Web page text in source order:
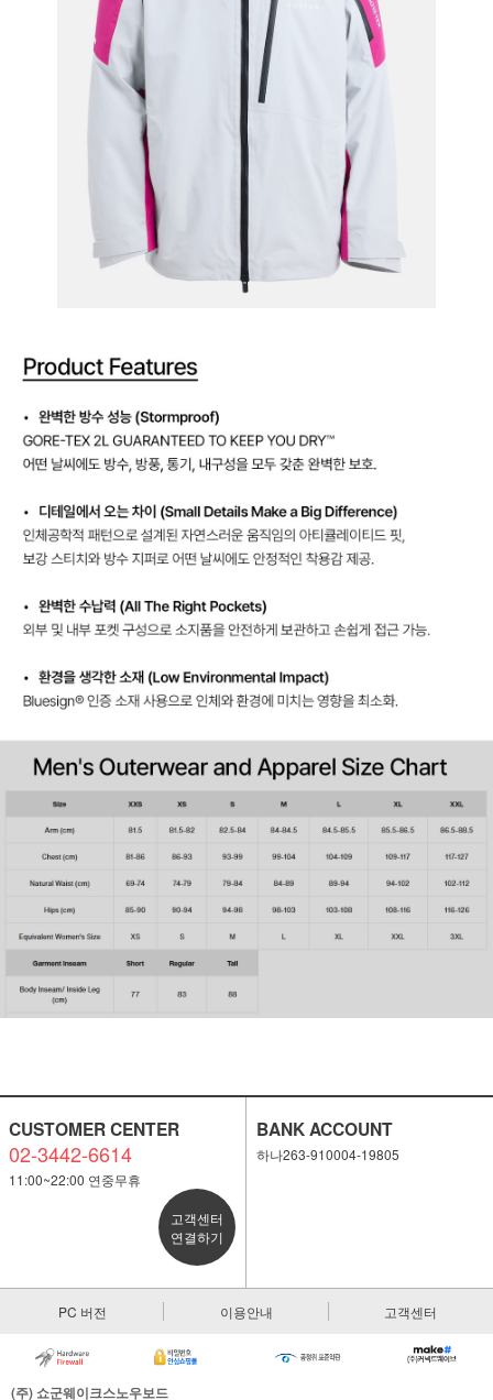
CUSTOMER CENTER
02-3442-6614
11:00~22:00 연중무휴
고객센터
연결하기
BANK ACCOUNT
하나263-910004-19805
PC 버전 이용안내 고객센터
(주) 쇼군웨이크스노우보드